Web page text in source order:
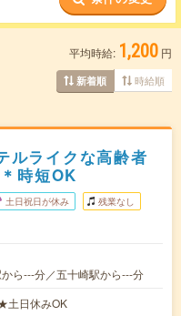
平均時給: 1,200 円
新着順 時給順
ルライクな高齢者
時短OK
土日祝日が休み 残業なし
ら---分／五十崎駅から---分
土日休みOK